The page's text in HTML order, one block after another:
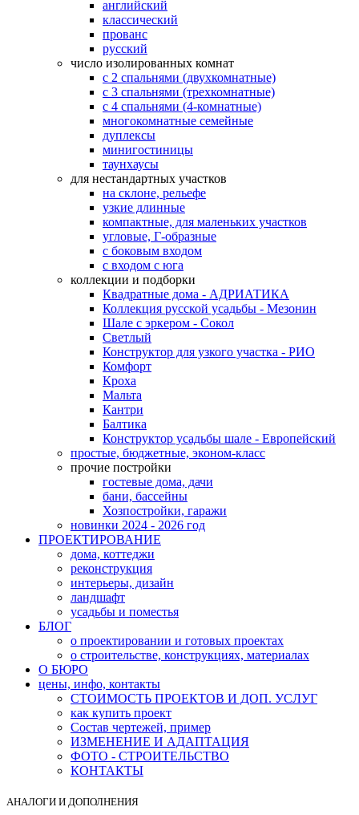
английский
классический
прованс
русский
число изолированных комнат
с 2 спальнями (двухкомнатные)
с 3 спальнями (трехкомнатные)
с 4 спальнями (4-комнатные)
многокомнатные семейные
дуплексы
минигостиницы
таунхаусы
для нестандартных участков
на склоне, рельефе
узкие длинные
компактные, для маленьких участков
угловые, Г-образные
с боковым входом
с входом с юга
коллекции и подборки
Квадратные дома - АДРИАТИКА
Коллекция русской усадьбы - Мезонин
Шале с эркером - Сокол
Светлый
Конструктор для узкого участка - РИО
Комфорт
Кроха
Мальта
Кантри
Балтика
Конструктор усадьбы шале - Европейский
простые, бюджетные, эконом-класс
прочие постройки
гостевые дома, дачи
бани, бассейны
Хозпостройки, гаражи
новинки 2024 - 2026 год
ПРОЕКТИРОВАНИЕ
дома, коттеджи
реконструкция
интерьеры, дизайн
ландшафт
усадьбы и поместья
БЛОГ
о проектировании и готовых проектах
о строительстве, конструкциях, материалах
О БЮРО
цены, инфо, контакты
СТОИМОСТЬ ПРОЕКТОВ И ДОП. УСЛУГ
как купить проект
Состав чертежей, пример
ИЗМЕНЕНИЕ И АДАПТАЦИЯ
ФОТО - СТРОИТЕЛЬСТВО
КОНТАКТЫ
АНАЛОГИ И ДОПОЛНЕНИЯ